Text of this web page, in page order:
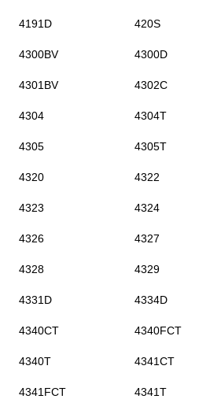
4191D 420S
4300BV 4300D
4301BV 4302C
4304 4304T
4305 4305T
4320 4322
4323 4324
4326 4327
4328 4329
4331D 4334D
4340CT 4340FCT
4340T 4341CT
4341FCT 4341T